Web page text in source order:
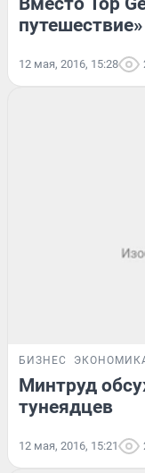
путешествие»
12 мая, 2016, 15:28
БИЗНЕС
Минтруд
тунеядцев
12 мая, 2016, 15:21